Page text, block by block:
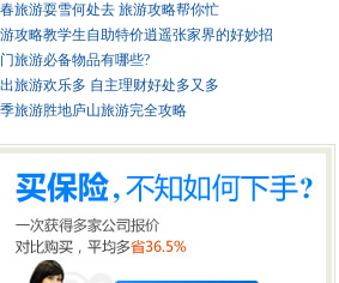
旅游耍雪何处去 旅游攻略帮你忙
攻略教学生自助特价逍遥张家界的好妙招
旅游必备物品有哪些?
旅游欢乐多 自主理财好处多又多
旅游胜地庐山旅游完全攻略